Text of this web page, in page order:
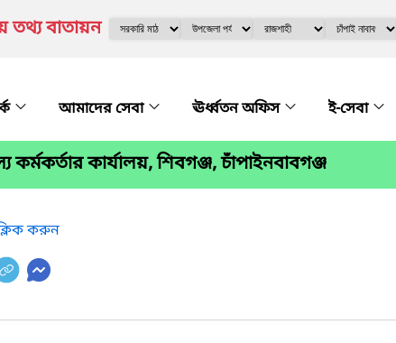
তথ্য বাতায়ন
আমাদের সেবা ঊর্ধ্বতন অফিস ই-সেবা
কার্যালয়, শিবগঞ্জ, চাঁপাইনবাবগঞ্জ
করুন